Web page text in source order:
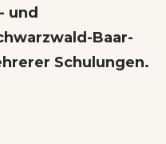
und
Baar-
Schulungen.